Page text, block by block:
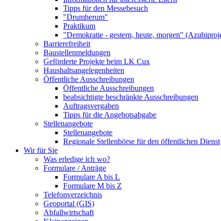
Tipps für den Messebesuch
"Drumherum"
Praktikum
"Demokratie - gestern, heute, morgen"
Barrierefreiheit
Baustellenmeldungen
Geförderte Projekte beim LK Cux
Haushaltsangelegenheiten
Öffentliche Ausschreibungen
Öffentliche Ausschreibungen
beabsichtigte beschränkte Ausschreibungen
Auftragsvergaben
Tipps für die Angebotsabgabe
Stellenangebote
Stellenangebote
Regionale Stellenbörse für den öffentlichen Dienst
Wir für Sie
Was erledige ich wo?
Formulare / Anträge
Formulare A bis L
Formulare M bis Z
Telefonverzeichnis
Geoportal (GIS)
Abfallwirtschaft